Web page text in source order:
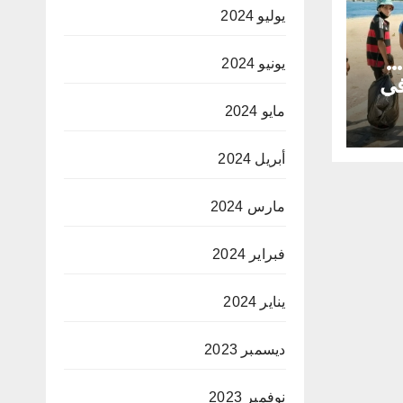
يوليو 2024
يونيو 2024
مايو 2024
أبريل 2024
مارس 2024
فبراير 2024
يناير 2024
ديسمبر 2023
نوفمبر 2023